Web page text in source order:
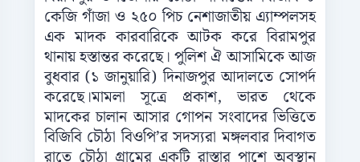
কেজি গাঁজা ও ২৫০ পিচ নেশাজাতীয় এ্যাম্পলসহ
এক মাদক কারবারিকে আটক করে বিরামপুর
থানায় হস্তান্তর করেছে। পুলিশ ঐ আসামিকে আজ
বুধবার (১ জানুয়ারি) দিনাজপুর আদালতে সোপর্দ
করেছে।মামলা সূত্রে প্রকাশ, ভারত থেকে
মাদকের চালান আসার গোপন সংবাদের ভিত্তিতে
বিজিবি চৌঠা বিওপি’র সদস্যরা মঙ্গলবার দিবাগত